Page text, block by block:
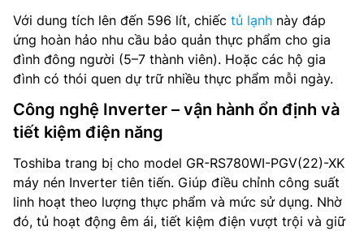
Với dung tích lên đến 596 lít, chiếc tủ lạnh này đáp
ứng hoàn hảo nhu cầu bảo quản thực phẩm cho gia
đình đông người (5–7 thành viên). Hoặc các hộ gia
đình có thói quen dự trữ nhiều thực phẩm mỗi ngày.
Công nghệ Inverter – vận hành ổn định và
tiết kiệm điện năng
Toshiba trang bị cho model GR-RS780WI-PGV(22)-XK
máy nén Inverter tiên tiến. Giúp điều chỉnh công suất
linh hoạt theo lượng thực phẩm và mức sử dụng. Nhờ
đó, tủ hoạt động êm ái, tiết kiệm điện vượt trội và giữ